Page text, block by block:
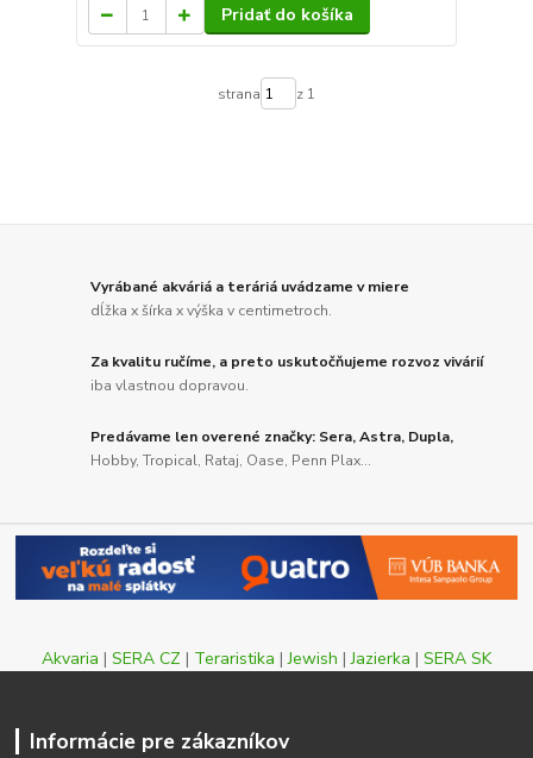
Pridať do košíka
strana z 1
Vyrábané akváriá a teráriá uvádzame v miere
dĺžka x šírka x výška v centimetroch.
Za kvalitu ručíme, a preto uskutočňujeme rozvoz vivárií
iba vlastnou dopravou.
Predávame len overené značky: Sera, Astra, Dupla,
Hobby, Tropical, Rataj, Oase, Penn Plax...
Akvaria | SERA CZ | Teraristika |Jewish |Jazierka | SERA SK
Informácie pre zákazníkov